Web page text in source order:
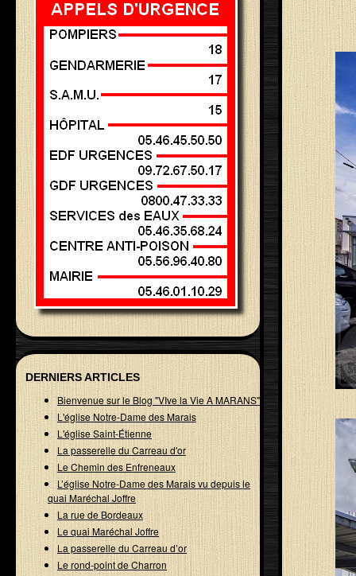
DERNIERS ARTICLES
Bienvenue sur le Blog "VIve la Vie A MARANS"
L'église Notre-Dame des Marais
L'église Saint-Étienne
La passerelle du Carreau d'or
Le Chemin des Enfreneaux
L’église Notre-Dame des Marais vu depuis le
quai Maréchal Joffre
La rue de Bordeaux
Le quai Maréchal Joffre
La passerelle du Carreau d’or
Le rond-point de Charron